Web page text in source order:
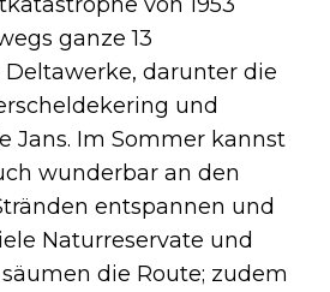
ganze 13
darunter die
und
Jans. Im Sommer kannst
wunderbar an den
entspannen und
Naturreservate und
die Route; zudem